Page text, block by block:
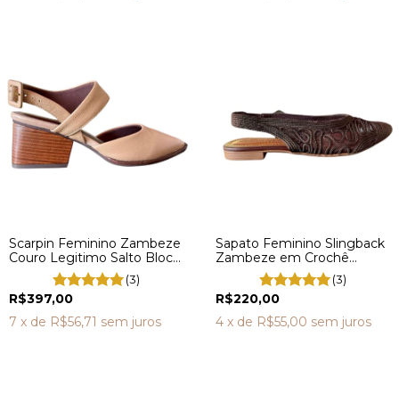
Scarpin Feminino Zambeze
Couro Legitimo Salto Bloco
Médio DV4205
(3)
R$397,00
7 x de R$56,71 sem juros
Sapato Feminino Slingback
Zambeze em Crochê
Rendado VL3280 (3)
R$220,00
4 x de R$55,00 sem juros